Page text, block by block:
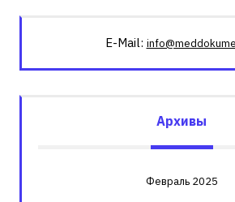
E-Mail:
Архивы
Февраль 2025